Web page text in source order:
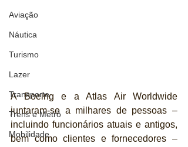
Aviação
Náutica
Turismo
Lazer
Transporte
Trens e Metrô
Mobilidade
A Boeing e a Atlas Air Worldwide
juntaram-se a milhares de pessoas –
incluindo funcionários atuais e antigos,
bem como clientes e fornecedores –